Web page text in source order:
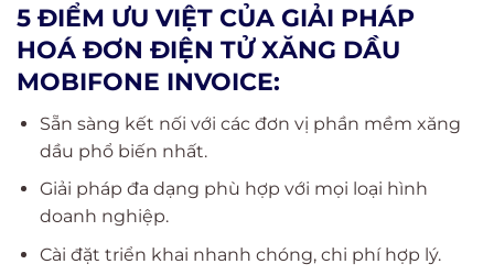
5 ĐIỂM ƯU VIỆT CỦA GIẢI PHÁP
HOÁ ĐƠN ĐIỆN TỬ XĂNG DẦU
MOBIFONE INVOICE:
Sẵn sàng kết nối với các đơn vị phần mềm xăng
dầu phổ biến nhất.
Giải pháp đa dạng phù hợp với mọi loại hình
doanh nghiệp.
Cài đặt triển khai nhanh chóng, chi phí hợp lý.